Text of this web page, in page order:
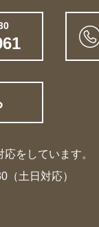
応をしています。
（土日対応）